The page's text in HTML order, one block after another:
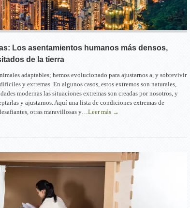
Los asentamientos humanos más densos,
de la tierra
adaptables; hemos evolucionado para ajustarnos a, y sobrevivir
y extremas. En algunos casos, estos extremos son naturales,
modernas las situaciones extremas son creadas por nosotros, y
y ajustarnos. Aquí una lista de condiciones extremas de
otras maravillosas y…Leer más →